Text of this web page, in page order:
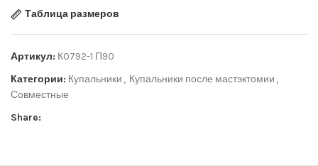
Таблица размеров
Артикул: К0792-1 П90
Категории: Купальники , Купальники после мастэктомии ,
Совместные
Share: